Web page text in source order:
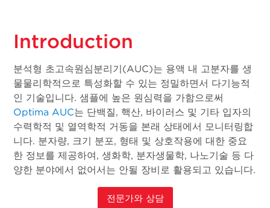
Introduction
분석형 초고속원심분리기(AUC)는 용액 내 고분자를 생
물물리학적으로 특성화할 수 있는 정밀하면서 다기능적
인 기술입니다. 샘플에 높은 원심력을 가함으로써
Optima AUC는 단백질, 핵산, 바이러스 및 기타 입자의
수력학적 및 열역학적 거동을 본래 상태에서 모니터링합
니다. 분자량, 크기 분포, 형태 및 상호작용에 대한 중요
한 정보를 제공하여, 생화학, 분자생물학, 나노기술 등 다
양한 분야에서 없어서는 안될 장비로 활용되고 있습니다.
전문가와 상담